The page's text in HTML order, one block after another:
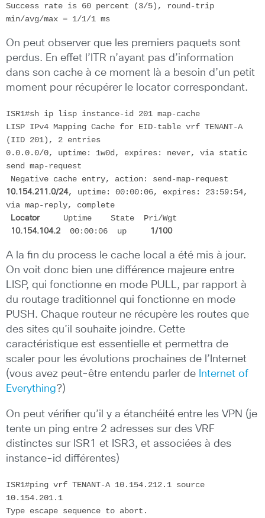
Success rate is 60 percent (3/5), round-trip
min/avg/max = 1/1/1 ms
On peut observer que les premiers paquets sont
perdus. En effet l’ITR n’ayant pas d’information
dans son cache à ce moment là a besoin d’un petit
moment pour récupérer le locator correspondant.
ISR1#sh ip lisp instance-id 201 map-cache
LISP IPv4 Mapping Cache for EID-table vrf TENANT-A
(IID 201), 2 entries
0.0.0.0/0, uptime: 1w0d, expires: never, via static
send map-request
10.154.211.0/24, uptime: 00:00:06, expires: 23:59:54,
via map-reply, complete
Locator
   Uptime    State  Pri/Wgt
10.154.104.2
  00:00:06  up
1/100
A la fin du process le cache local a été mis à jour.
On voit donc bien une différence majeure entre
LISP, qui fonctionne en mode PULL, par rapport à
du routage traditionnel qui fonctionne en mode
PUSH. Chaque routeur ne récupère les routes que
des sites qu’il souhaite joindre. Cette
caractéristique est essentielle et permettra de
scaler pour les évolutions prochaines de l’Internet
(vous avez peut-être entendu parler de Internet of
Everything?)
On peut vérifier qu’il y a étanchéité entre les VPN (je
tente un ping entre 2 adresses sur des VRF
distinctes sur ISR1 et ISR3, et associées à des
instance-id différentes)
ISR1#ping vrf TENANT-A 10.154.212.1 source
10.154.201.1
Type escape sequence to abort.